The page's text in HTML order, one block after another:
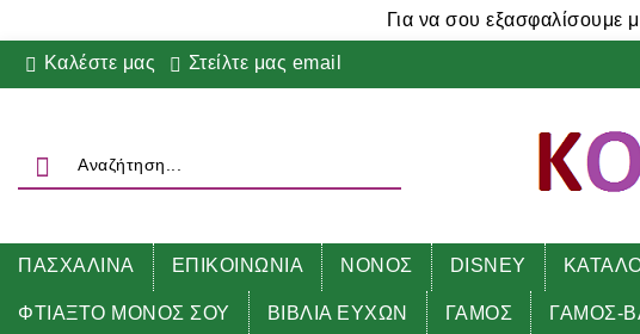
Για να σου εξασφαλίσουμε
Καλέστε μας Στείλτε μας email
ΠΑΣΧΑΛΙΝΑ ΕΠΙΚΟΙΝΩΝΙΑ ΝΟΝΟΣ DISNEY
ΦΤΙΑΞΤΟ ΜΟΝΟΣ ΣΟΥ ΒΙΒΛΙΑ ΕΥΧΩΝ ΓΑΜΟΣ ΓΑΜΟΣ-